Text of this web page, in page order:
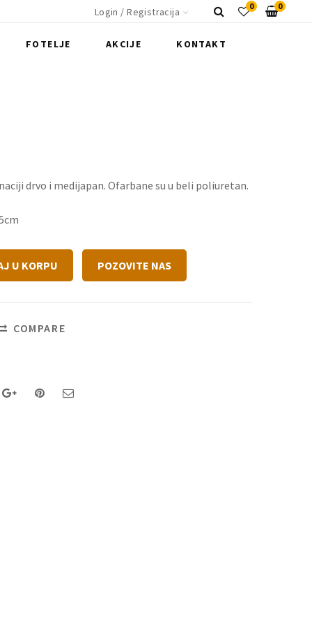
Login / Registracija 0 0
FOTELJE AKCIJE KONTAKT
drvo i medijapan. Ofarbane su u beli poliuretan.
U KORPU POZOVITE NAS
COMPARE